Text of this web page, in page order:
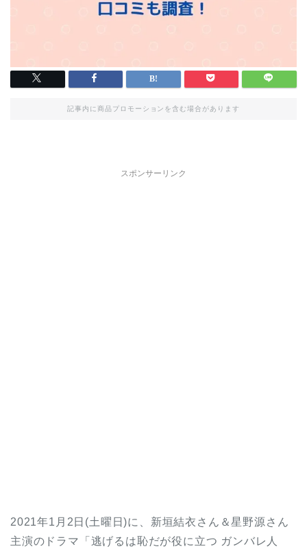
記事内に商品プロモーションを含む場合があります
スポンサーリンク
2021年1月2日(土曜日)に、新垣結衣さん＆星野源さん
主演のドラマ「逃げるは恥だが役に立つ ガンバレ人